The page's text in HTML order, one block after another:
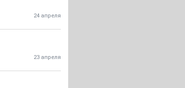
24 апреля
23 апреля